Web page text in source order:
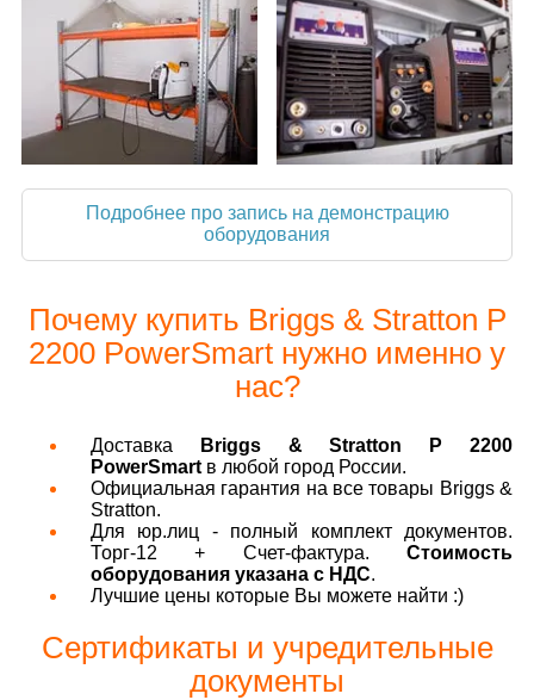
Подробнее про запись на демонстрацию
оборудования
Почему купить Briggs & Stratton P
2200 PowerSmart нужно именно у
нас?
Доставка
Briggs & Stratton P 2200
PowerSmart в любой город России.
Официальная гарантия на все товары Briggs &
Stratton.
Для юр.лиц - полный комплект документов.
Торг-12 + Счет-фактура. Стоимость
оборудования указана с НДС.
Лучшие цены которые Вы можете найти :)
Сертификаты и учредительные
документы